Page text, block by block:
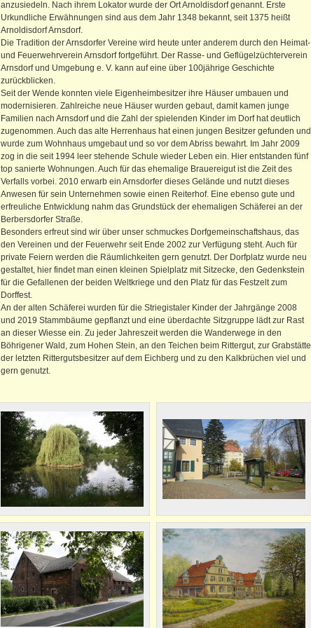
anzusiedeln. Nach ihrem Lokator wurde der Ort Arnoldisdorf genannt. Erste
Urkundliche Erwähnungen sind aus dem Jahr 1348 bekannt, seit 1375 heißt
Arnoldisdorf Arnsdorf.
Die Tradition der Arnsdorfer Vereine wird heute unter anderem durch den Heimat-
und Feuerwehrverein Arnsdorf fortgeführt. Der Rasse- und Geflügelzüchterverein
Arnsdorf und Umgebung e. V. kann auf eine über 100jährige Geschichte
zurückblicken.
Seit der Wende konnten viele Eigenheimbesitzer ihre Häuser umbauen und
modernisieren. Zahlreiche neue Häuser wurden gebaut, damit kamen junge
Familien nach Arnsdorf und die Zahl der spielenden Kinder im Dorf hat deutlich
zugenommen. Auch das alte Herrenhaus hat einen jungen Besitzer gefunden und
wurde zum Wohnhaus umgebaut und so vor dem Abriss bewahrt. Im Jahr 2009
zog in die seit 1994 leer stehende Schule wieder Leben ein. Hier entstanden fünf
top sanierte Wohnungen. Auch für das ehemalige Brauereigut ist die Zeit des
Verfalls vorbei. 2010 erwarb ein Arnsdorfer dieses Gelände und nutzt dieses
Anwesen für sein Unternehmen sowie einen Reiterhof. Eine ebenso gute und
erfreuliche Entwicklung nahm das Grundstück der ehemaligen Schäferei an der
Berbersdorfer Straße.
Besonders erfreut sind wir über unser schmuckes Dorfgemeinschaftshaus, das
den Vereinen und der Feuerwehr seit Ende 2002 zur Verfügung steht. Auch für
private Feiern werden die Räumlichkeiten gern genutzt. Der Dorfplatz wurde neu
gestaltet, hier findet man einen kleinen Spielplatz mit Sitzecke, den Gedenkstein
für die Gefallenen der beiden Weltkriege und den Platz für das Festzelt zum
Dorffest.
An der alten Schäferei wurden für die Striegistaler Kinder der Jahrgänge 2008
und 2019 Stammbäume gepflanzt und eine überdachte Sitzgruppe lädt zur Rast
an dieser Wiesse ein. Zu jeder Jahreszeit werden die Wanderwege in den
Böhrigener Wald, zum Hohen Stein, an den Teichen beim Rittergut, zur Grabstätte
der letzten Rittergutsbesitzer auf dem Eichberg und zu den Kalkbrüchen viel und
gern genutzt.